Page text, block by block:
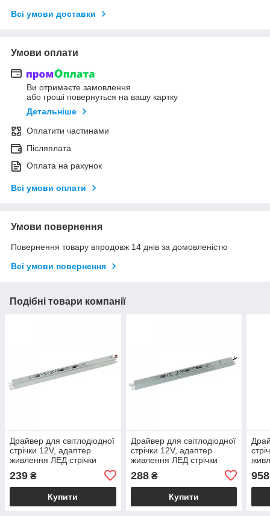
Всі умови доставки
Умови оплати
Ви отримаєте замовлення
або гроші повернуться на вашу картку
Детальніше
Оплатити частинами
Післяплата
Оплата на рахунок
Всі умови оплати
Умови повернення
Повернення товару впродовж 14 днів за домовленістю
Всі умови повернення
Подібні товари компанії
Драйвер для світлодіодної
стрічки 12V, адаптер
живлення ЛЕД стрічки
слім, тонкий (до 36W) LED
VIPA-36
239 ₴
Купити
Драйвер для світлодіодної
стрічки 12V, адаптер
живлення ЛЕД стрічки
слім, тонкий (до 48W) LED
VIPA-48
288₴
Купити
958